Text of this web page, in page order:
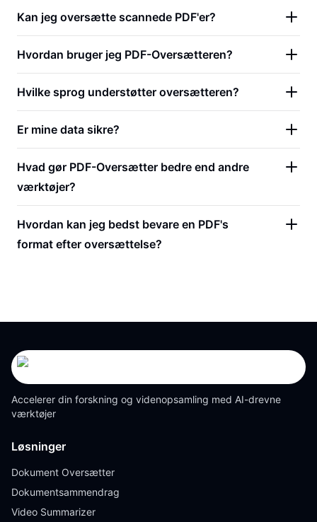
Kan jeg oversætte scannede PDF'er?
Hvordan bruger jeg PDF-Oversætteren?
Hvilke sprog understøtter oversætteren?
Er mine data sikre?
Hvad gør PDF-Oversætter bedre end andre
værktøjer?
Hvordan kan jeg bedst bevare en PDF's
format efter oversættelse?
Accelerer din forskning og videnopsamling med AI-drevne
værktøjer
Løsninger
Dokument Oversætter
Dokumentsammendrag
Video Summarizer